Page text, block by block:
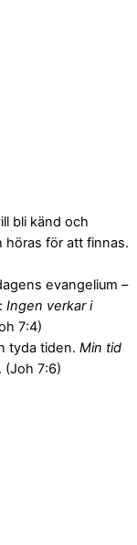
bli känd och
höras för att finnas.
evangelium –
Ingen verkar i
7:4)
tyda tiden. Min tid
. (Joh 7:6)